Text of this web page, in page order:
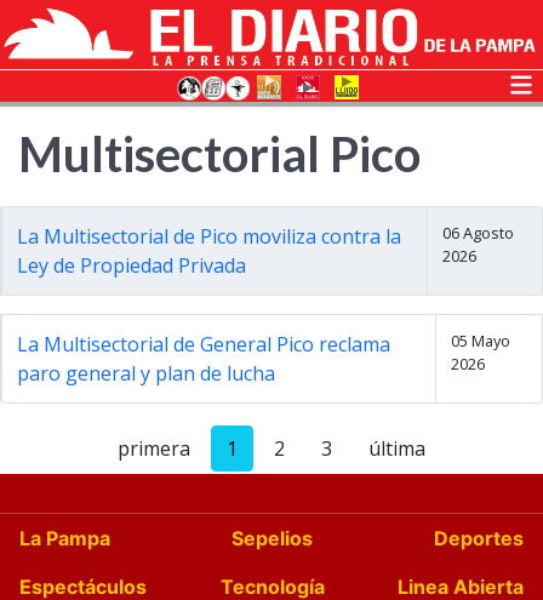
Multisectorial Pico
La Multisectorial de Pico moviliza contra la
Ley de Propiedad Privada
06 Agosto
2026
La Multisectorial de General Pico reclama
paro general y plan de lucha
05 Mayo
2026
primera 1 2 3 última
La Pampa Sepelios
Deportes
Espectáculos
Tecnología
Linea Abierta